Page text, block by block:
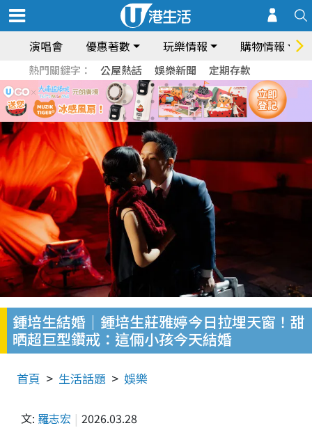
演唱會 優惠著數 玩樂情報 購物情報
熱門關鍵字： 公屋熱話 娛樂新聞 定期存款
鍾培生結婚｜鍾培生莊雅婷今日拉埋天窗！甜
晒超巨型鑽戒：這倆小孩今天結婚
首頁 生活話題 娛樂
文: 羅志宏 2026.03.28